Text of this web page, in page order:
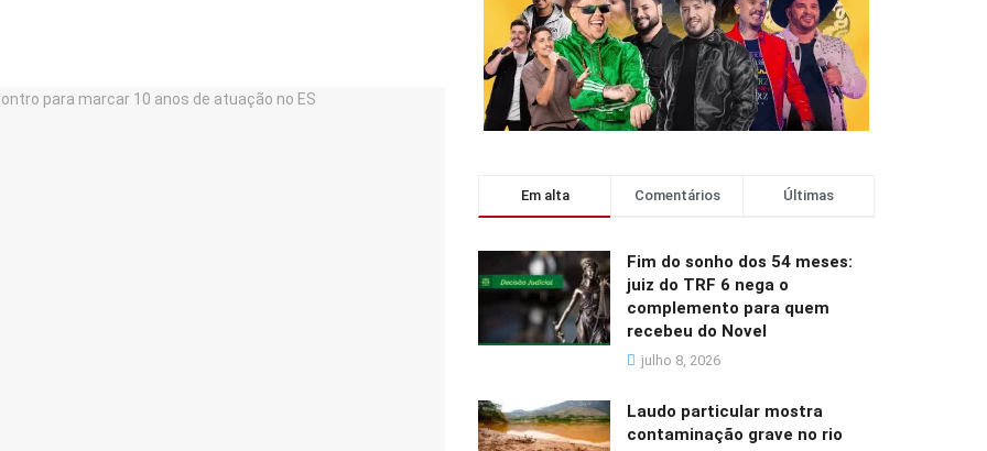
Em alta Comentários Últimas
Fim do sonho dos 54 meses:
juiz do TRF 6 nega o
complemento para quem
recebeu do Novel
julho 8, 2026
Laudo particular mostra
contaminação grave no rio